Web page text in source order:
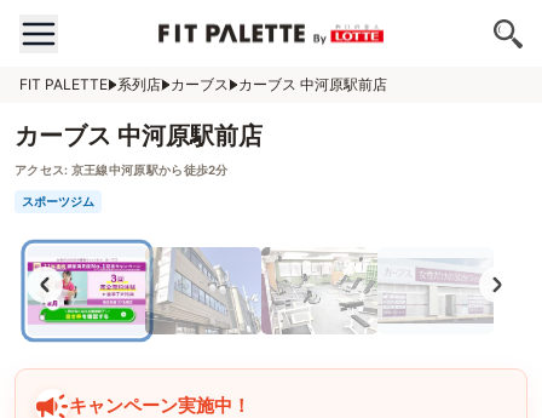
FIT PALETTE 系列店 カーブス カーブス 中河原駅前店
カーブス 中河原駅前店
アクセス: 京王線中河原駅から徒歩2分
スポーツジム
キャンペーン実施中！